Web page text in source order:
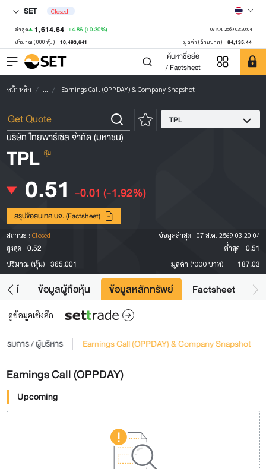
SET Closed
ล่าสุด 1,614.64 +4.86 (+0.30%) 07 ส.ค. 2569 03:20:04
ปริมาณ ('000 หุ้น) 10,493,641 มูลค่า (ล้านบาท) 84,135.44
ค้นหาชื่อย่อ
/ Factsheet
หน้าหลัก ... Earnings Call (OPPDAY) & Company Snapshot
TPL
บริษัท ไทยพาร์เซิล จำกัด (มหาชน)
TPL หุ้น
0.51 -0.01 (-1.92%)
สรุปข้อสนเทศ บจ. (Factsheet)
สถานะ : Closed ข้อมูลล่าสุด : 07 ส.ค. 2569 03:20:04
สูงสุด
0.52 ต่ำสุด 0.51
ปริมาณ (หุ้น) 365,001 มูลค่า ('000 บาท) 187.03
ยชน์ ข้อมูลผู้ถือหุ้น ข้อมูลหลักทรัพย์ Factsheet
ดูข้อมูลเชิงลึก
รมการ / ผู้บริหาร Earnings Call (OPPDAY) & Company Snapshot
Earnings Call (OPPDAY)
Upcoming